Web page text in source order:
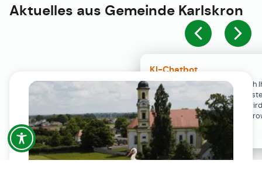
KI-Chatbot
Der KI-Chatbot steht erst nach
Einwilligung in den Cookie-
Verfügung. Der Chat-Verlauf
ausschließlich lokal in Ihrem
gespeichert.
Aktuelles aus Gemeinde Karlskron